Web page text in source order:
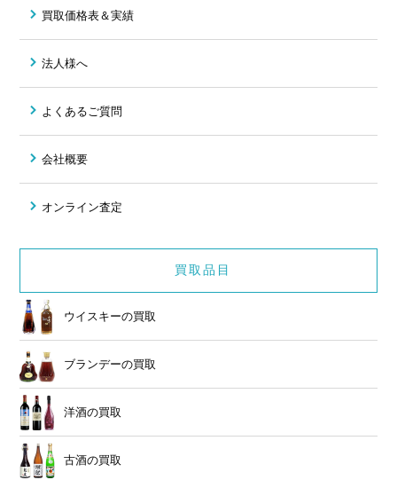
買取価格表＆実績
法人様へ
よくあるご質問
会社概要
オンライン査定
買取品目
ウイスキーの買取
ブランデーの買取
洋酒の買取
古酒の買取